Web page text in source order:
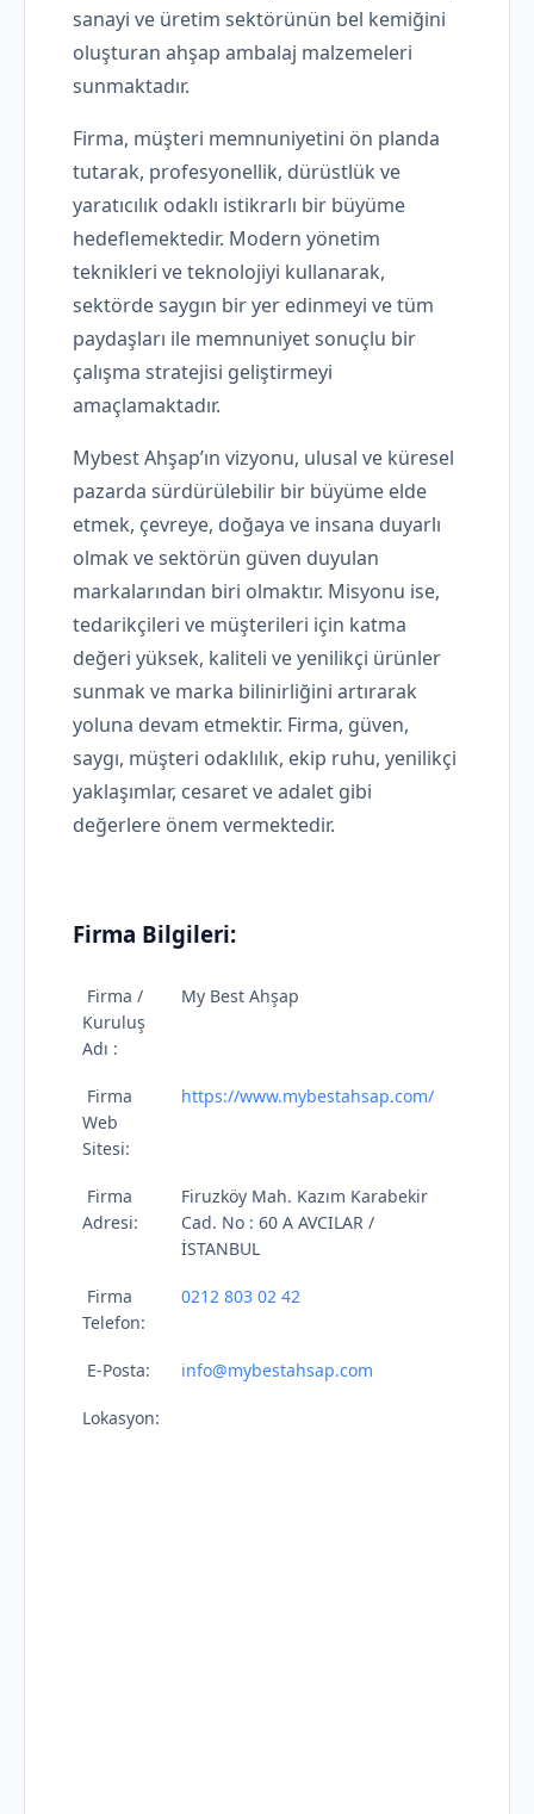
sanayi ve üretim sektörünün bel kemiğini
oluşturan ahşap ambalaj malzemeleri
sunmaktadır.
Firma, müşteri memnuniyetini ön planda
tutarak, profesyonellik, dürüstlük ve
yaratıcılık odaklı istikrarlı bir büyüme
hedeflemektedir. Modern yönetim
teknikleri ve teknolojiyi kullanarak,
sektörde saygın bir yer edinmeyi ve tüm
paydaşları ile memnuniyet sonuçlu bir
çalışma stratejisi geliştirmeyi
amaçlamaktadır.
Mybest Ahşap’ın vizyonu, ulusal ve küresel
pazarda sürdürülebilir bir büyüme elde
etmek, çevreye, doğaya ve insana duyarlı
olmak ve sektörün güven duyulan
markalarından biri olmaktır. Misyonu ise,
tedarikçileri ve müşterileri için katma
değeri yüksek, kaliteli ve yenilikçi ürünler
sunmak ve marka bilinirliğini artırarak
yoluna devam etmektir. Firma, güven,
saygı, müşteri odaklılık, ekip ruhu, yenilikçi
yaklaşımlar, cesaret ve adalet gibi
değerlere önem vermektedir.
Firma Bilgileri:
Firma /
Kuruluş
Adı :
My Best Ahşap
Firma
Web
Sitesi:
https://www.mybestahsap.com/
Firma
Adresi:
Firuzköy Mah. Kazım Karabekir
Cad. No : 60 A AVCILAR /
İSTANBUL
Firma
Telefon:
0212 803 02 42
E-Posta: info@mybestahsap.com
Lokasyon: